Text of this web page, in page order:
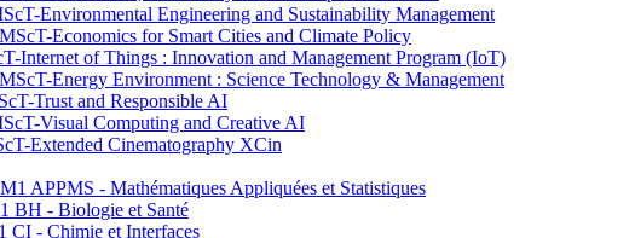
Environmental Engineering and Sustainability Management
Economics for Smart Cities and Climate Policy
Internet of Things : Innovation and Management Program (IoT)
Energy Environment : Science Technology & Management
Trust and Responsible AI
Visual Computing and Creative AI
Extended Cinematography XCin
APPMS - Mathématiques Appliquées et Statistiques
BH - Biologie et Santé
- Chimie et Interfaces